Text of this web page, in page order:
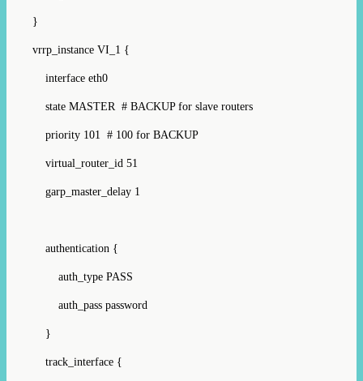
}
vrrp_instance VI_1 {
interface eth0
state MASTER # BACKUP for slave routers
priority 101 # 100 for BACKUP
virtual_router_id 51
garp_master_delay 1
authentication {
auth_type PASS
auth_pass password
}
track_interface {